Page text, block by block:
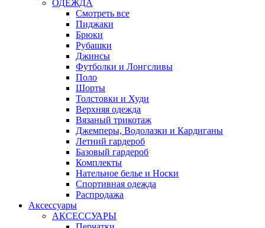
ОДЕЖДА
Смотреть все
Пиджаки
Брюки
Рубашки
Джинсы
Футболки и Лонгсливы
Поло
Шорты
Толстовки и Худи
Верхняя одежда
Вязаный трикотаж
Джемперы, Водолазки и Кардиганы
Летний гардероб
Базовый гардероб
Комплекты
Нательное белье и Носки
Спортивная одежда
Распродажа
Аксессуары
АКСЕССУАРЫ